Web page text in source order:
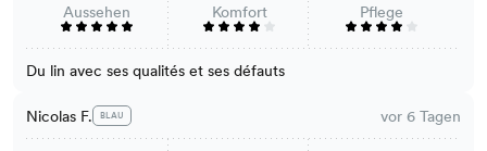
Aussehen Komfort Pflege
Du lin avec ses qualités et ses défauts
Nicolas F. BLAU vor 6 Tagen